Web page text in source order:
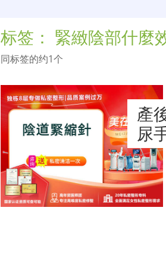
标签： 緊緻陰部什麼
同标签的约1个
產
尿